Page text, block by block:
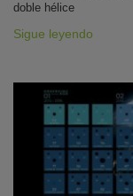
doble hélice
Sigue leyendo